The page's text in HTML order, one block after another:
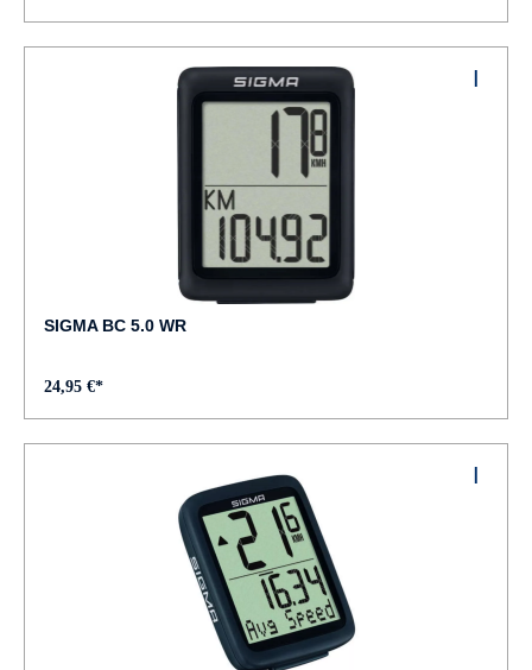
SIGMA BC 5.0 WR
24,95 €*